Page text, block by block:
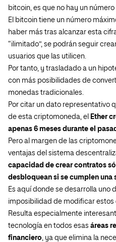
bitcoin, es que no hay un
El bitcoin tiene un número
haber más tras alcanzar esta
“ilimitado”, se podrán seguir
usuarios que las utilicen.
Por tanto, y trasladado a un
con más posibilidades de
monedas tradicionales.
Por citar un dato representativo
de esta criptomoneda, el
Ether
apenas 6 meses durante el
Pero al margen de las
ventajas del sistema
capacidad de crear contratos
desbloquean si se cumplen una
Es aquí donde se desarrolla uno
imposibilidad de modificar estos
Resulta especialmente
tecnología en todos esas áreas
financiero, ya que elimina la